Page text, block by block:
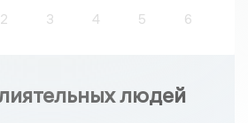
2 3 4 5 6
людей